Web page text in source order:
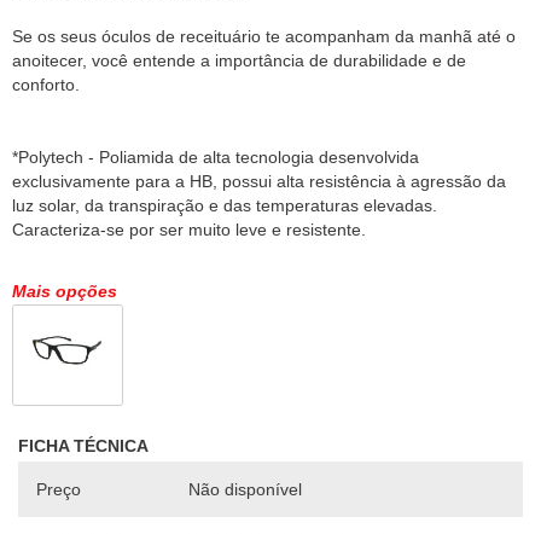
Se os seus óculos de receituário te acompanham da manhã até o
anoitecer, você entende a importância de durabilidade e de
conforto.
*Polytech - Poliamida de alta tecnologia desenvolvida
exclusivamente para a HB, possui alta resistência à agressão da
luz solar, da transpiração e das temperaturas elevadas.
Mais opções
FICHA TÉCNICA
Preço Não disponível